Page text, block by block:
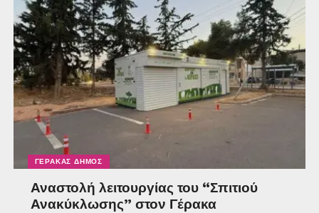
ΓΈΡΑΚΑΣ ΔΉΜΟΣ
Αναστολή λειτουργίας του “Σπιτιού
Ανακύκλωσης” στον Γέρακα